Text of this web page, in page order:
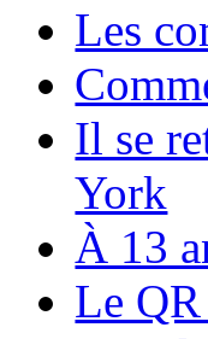
Les
Il se
York
À 13
Le